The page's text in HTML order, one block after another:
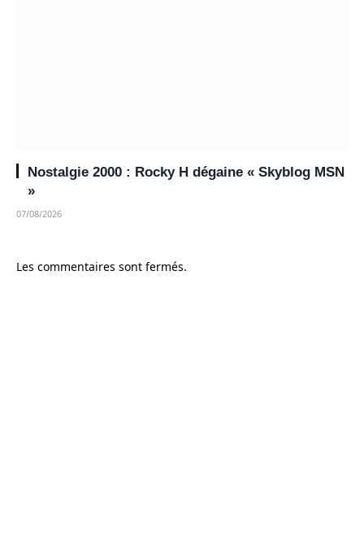
Nostalgie 2000 : Rocky H dégaine « Skyblog MSN
»
07/08/2026
Les commentaires sont fermés.